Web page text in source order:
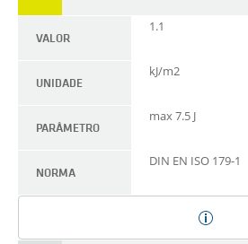
VALOR
1.1
UNIDADE
kJ/m2
PARÂMETRO
max 7.5 J
NORMA
DIN EN ISO 179-1